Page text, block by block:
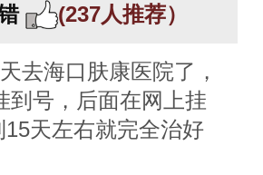
(237人推荐）
去海口肤康医院了，
到号，后面在网上挂
天左右就完全治好